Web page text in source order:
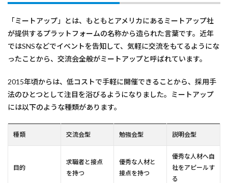
「ミートアップ」とは、もともとアメリカにあるミートアップ社
が提供するプラットフォームの名称から造られた言葉です。近年
ではSNSなどでイベントを告知して、気軽に交流をもてるようにな
ったことから、交流会全般がミートアップと呼ばれています。
2015年頃からは、低コストで手軽に開催できることから、採用手
法のひとつとして注目を浴びるようになりました。ミートアップ
には以下のような種類があります。
種類 交流会型 勉強会型 説明会型
目的
求職者と接点
を持つ
優秀な人材と
接点を持つ
優秀な人材へ自
社をアピールす
る